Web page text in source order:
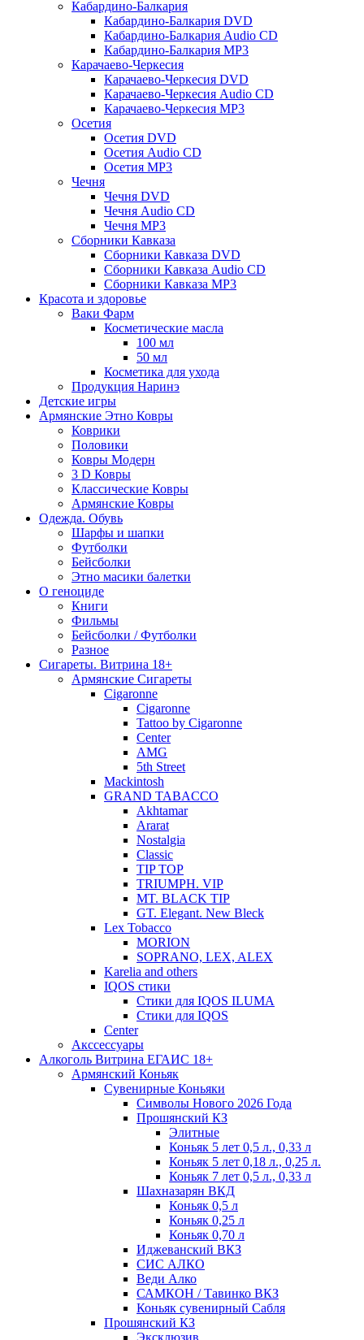
Кабардино-Балкария
Кабардино-Балкария DVD
Кабардино-Балкария Audio CD
Кабардино-Балкария MP3
Карачаево-Черкесия
Карачаево-Черкесия DVD
Карачаево-Черкесия Audio CD
Карачаево-Черкесия MP3
Осетия
Осетия DVD
Осетия Audio CD
Осетия MP3
Чечня
Чечня DVD
Чечня Audio CD
Чечня MP3
Сборники Кавказа
Сборники Кавказа DVD
Сборники Кавказа Audio CD
Сборники Кавказа MP3
Красота и здоровье
Ваки Фарм
Косметические масла
100 мл
50 мл
Косметика для ухода
Продукция Наринэ
Детские игры
Армянские Этно Ковры
Коврики
Половики
Ковры Модерн
3 D Ковры
Классические Ковры
Армянские Ковры
Одежда. Обувь
Шарфы и шапки
Футболки
Бейсболки
Этно масики балетки
О геноциде
Книги
Фильмы
Бейсболки / Футболки
Разное
Сигареты. Витрина 18+
Армянские Сигареты
Cigaronne
Cigaronne
Tattoo by Cigaronne
Center
AMG
5th Street
Mackintosh
GRAND TABACCO
Akhtamar
Ararat
Nostalgia
Classic
TIP TOP
TRIUMPH. VIP
MT. BLACK TIP
GT. Elegant. New Bleck
Lex Tobacco
MORION
SOPRANO, LEX, ALEX
Karelia and others
IQOS стики
Стики для IQOS ILUMA
Стики для IQOS
Сenter
Акссессуары
Алкоголь Витрина ЕГАИС 18+
Армянский Коньяк
Сувенирные Коньяки
Символы Нового 2026 Года
Прошянский КЗ
Элитные
Коньяк 5 лет 0,5 л., 0,33 л
Коньяк 5 лет 0,18 л., 0,25 л.
Коньяк 7 лет 0,5 л., 0,33 л
Шахназарян ВКД
Коньяк 0,5 л
Коньяк 0,25 л
Коньяк 0,70 л
Иджеванский ВКЗ
СИС АЛКО
Веди Алко
САМКОН / Тавинко ВКЗ
Коньяк сувенирный Сабля
Прошянский КЗ
Эксклюзив